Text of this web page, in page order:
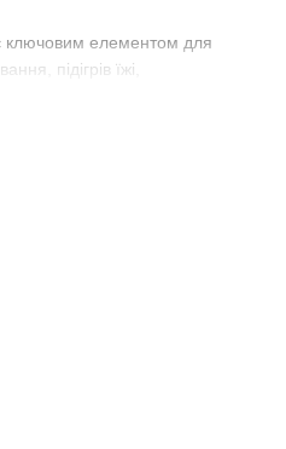
ключовим елементом для
підігрів їжі,